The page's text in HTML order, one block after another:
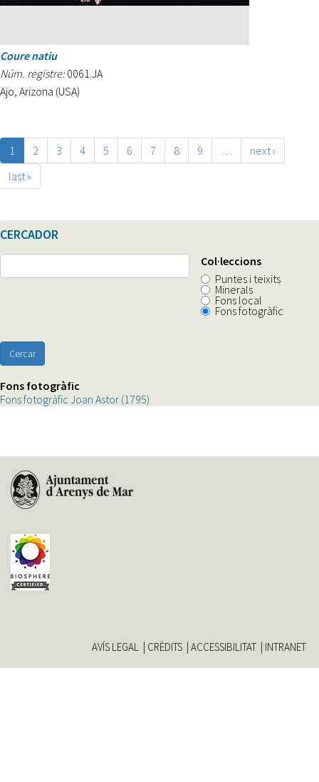
Coure natiu
Núm. registre: 0061.JA
Ajo, Arizona (USA)
1 2 3 4 5 6 7 8 9
next ›
last »
CERCADOR
Col·leccions
Puntes i teixits
Minerals
Fons local
Fons fotogràfic
Cercar
Fons fotogràfic
Fons fotogràfic Joan Astor (1795)
Astor
AVÍS LEGAL CRÈDITS ACCESSIBILITAT INTRANET